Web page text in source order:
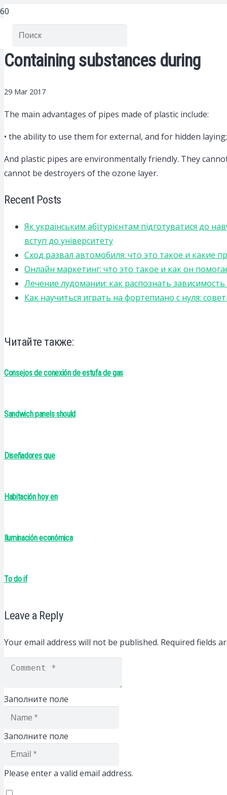
Containing substances during
29 Mar 2017
The main advantages of pipes made of plastic include:
• the ability to use them for external, and for hidden laying;
And plastic pipes are environmentally friendly. They
cannot be destroyers of the ozone layer.
Recent Posts
Як українським абітурієнтам підготуватися до
вступ до університету
Сход развал автомобиля: что это такое и какие
Онлайн маркетинг: что это такое и как он
Лечение лудомании: как распознать
Как научиться играть на фортепиано с нуля:
Читайте также:
Consejos de conexión de estufa de gas
Sandwich panels should
Diseñadores que
Habitación hoy en
Iluminación económica
To do if
Leave a Reply
Your email address will not be published. Required fields
Заполните поле
Заполните поле
Please enter a valid email address.